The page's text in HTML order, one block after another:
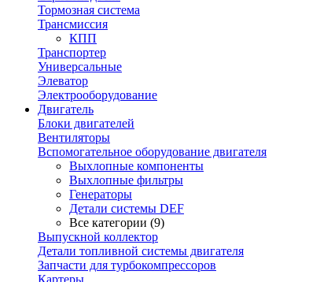
Тормозная система
Трансмиссия
КПП
Транспортер
Универсальные
Элеватор
Электрооборудование
Двигатель
Блоки двигателей
Вентиляторы
Вспомогательное оборудование двигателя
Выхлопные компоненты
Выхлопные фильтры
Генераторы
Детали системы DEF
Все категории (9)
Выпускной коллектор
Детали топливной системы двигателя
Запчасти для турбокомпрессоров
Картеры